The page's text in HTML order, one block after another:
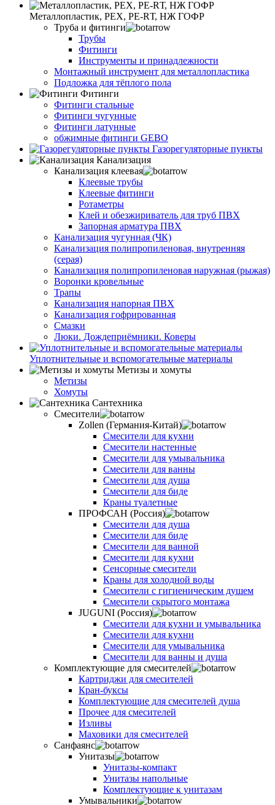
Металлопластик, РЕХ, РЕ-RТ, НЖ ГОФР
Труба и фитинги
Трубы
Фитинги
Инструменты и принадлежности
Монтажный инструмент для металлопластика
Подложка для тёплого пола
Фитинги
Фитинги стальные
Фитинги чугунные
Фитинги латунные
обжимные фитинги GEBO
Газорегуляторные пункты
Канализация
Канализация клеевая
Клеевые трубы
Клеевые фитинги
Ротаметры
Клей и обезжириватель для труб ПВХ
Запорная арматура ПВХ
Канализация чугунная (ЧК)
Канализация полипропиленовая, внутренняя
(серая)
Канализация полипропиленовая наружная (рыжая)
Воронки кровельные
Трапы
Канализация напорная ПВХ
Канализация гофрированная
Смазки
Люки. Дождеприёмники. Коверы
Уплотнительные и вспомогательные материалы
Метизы и хомуты
Метизы
Хомуты
Сантехника
Смесители
Zollen (Германия-Китай)
Смесители для кухни
Смесители настенные
Смесители для умывальника
Смесители для ванны
Смесители для душа
Смесители для биде
Краны туалетные
ПРОФСАН (Россия)
Смесители для душа
Смесители для биде
Смесители для ванной
Смесители для кухни
Сенсорные смесители
Краны для холодной воды
Смесители с гигиеническим душем
Смесители скрытого монтажа
JUGUNI (Россия)
Смесители для кухни и умывальника
Смесители для кухни
Смесители для умывальника
Смесители для ванны и душа
Комплектующие для смесителей
Картриджи для смесителей
Кран-буксы
Комплектующие для смесителей душа
Прочее для смесителей
Изливы
Маховики для смесителей
Санфаянс
Унитазы
Унитазы-компакт
Унитазы напольные
Комплектующие к унитазам
Умывальники